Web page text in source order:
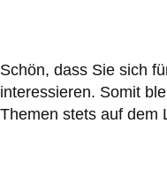
Schön, dass Sie sich
interessieren. Somit
Themen stets auf dem